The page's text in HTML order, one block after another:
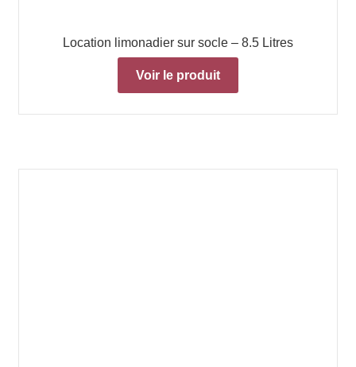
Location limonadier sur socle – 8.5 Litres
Voir le produit